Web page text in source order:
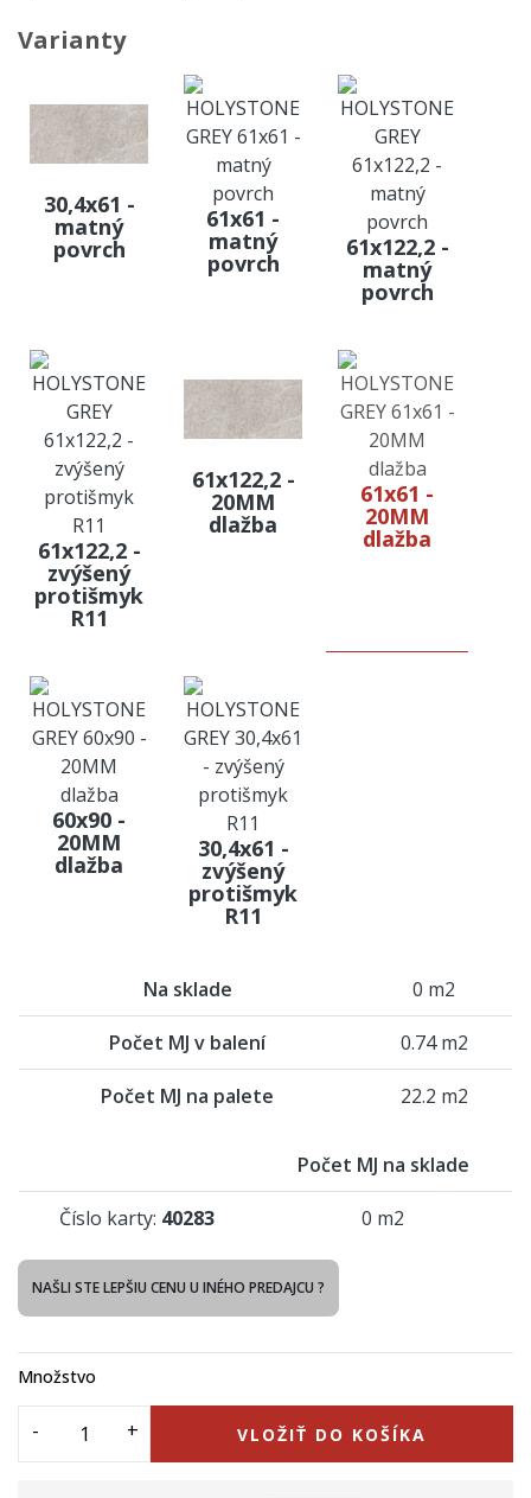
Varianty
30,4x61 -
matný
povrch
61x61 -
matný
povrch
61x122,2 -
matný
povrch
61x122,2 -
zvýšený
protišmyk
R11
61x122,2 -
20MM
dlažba
61x61 -
20MM
dlažba
60x90 -
20MM
dlažba
30,4x61 -
zvýšený
protišmyk
R11
Na sklade 0 m2
Počet MJ v balení 0.74 m2
Počet MJ na palete 22.2 m2
Počet MJ na sklade
Číslo karty: 40283 0 m2
NAŠLI STE LEPŠIU CENU U INÉHO PREDAJCU ?
Množstvo
VLOŽIŤ DO KOŠÍKA